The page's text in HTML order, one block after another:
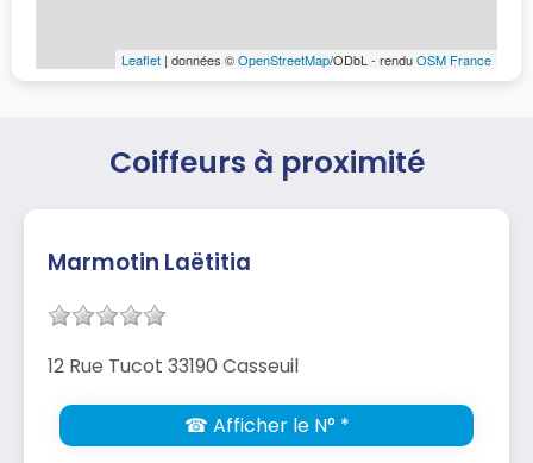
Leaflet | données ©OpenStreetMap/ODbL - renduOSM France
Coiffeurs à proximité
Marmotin Laëtitia
12 Rue Tucot 33190 Casseuil
☎ Afficher le N° *